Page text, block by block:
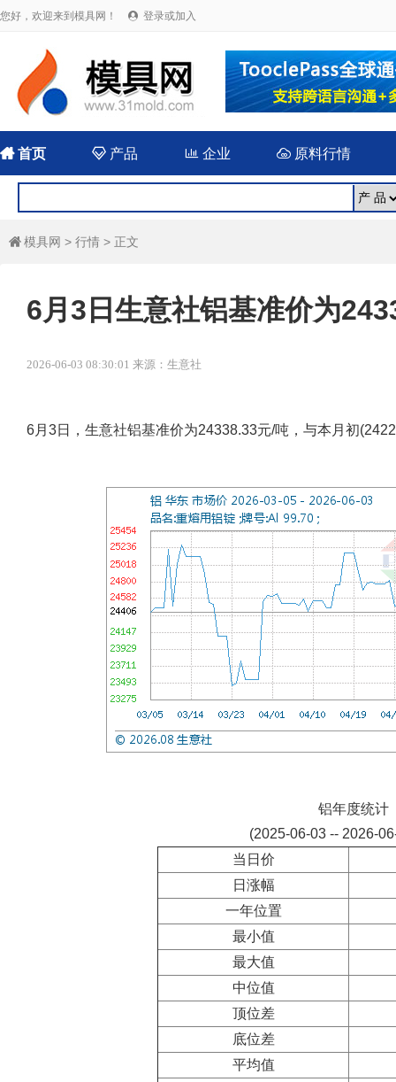
您好，欢迎来到模具网！  登录或加入
首页  产品 企业 原料行情
 模具网 > 行情 > 正文
6月3日生意社铝基准价为
2026-06-03 08:30:01 来源：生意社
6月3日，生意社铝基准价为24338.33元/吨，与本月初
铝年度统计
(2025-06-03 -- 2026-
当日价
日涨幅
一年位置
最小值
最大值
中位值
顶位差
底位差
平均值